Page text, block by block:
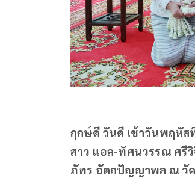
ฤกษ์ดี วันดี เช้าวันพฤหัส
สาว แอล-ทัศนวรรณ ศรี
ภัทร อัตถปัญญาพล ณ วัด